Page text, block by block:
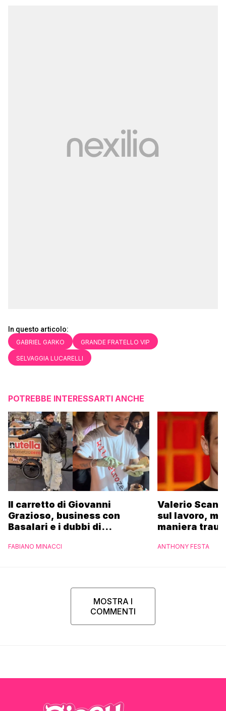
In questo articolo:
GABRIEL GARKO GRANDE FRATELLO VIP
SELVAGGIA LUCARELLI
POTREBBE INTERESSARTI ANCHE
Il carretto di Giovanni
Grazioso, business con
Basalari e i dubbi di
Ferrero”
FABIANO MINACCI
Valerio
sul lavoro,
maniera
ANTHONY FESTA
MOSTRA I
COMMENTI